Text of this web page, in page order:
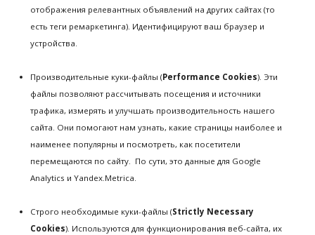
отображения релевантных объявлений на других сайтах (то
есть теги ремаркетинга). Идентифицируют ваш браузер и
устройства.
Производительные куки-файлы (Performance Cookies). Эти
файлы позволяют рассчитывать посещения и источники
трафика, измерять и улучшать производительность нашего
сайта. Они помогают нам узнать, какие страницы наиболее и
наименее популярны и посмотреть, как посетители
перемещаются по сайту. По сути, это данные для Google
Analytics и Yandex.Metrica.
Строго необходимые куки-файлы (Strictly Necessary
Cookies). Используются для функционирования веб-сайта, их